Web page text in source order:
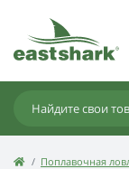
Поплавочная